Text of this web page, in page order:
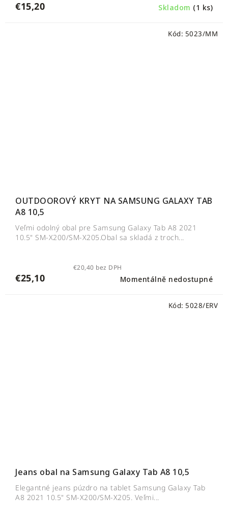
Skladom (1 ks)
€15,20
OUTDOOROVÝ KRYT NA SAMSUNG GALAXY TAB
A8 10,5
Momentálně nedostupné
€20,40 bez DPH
€25,10
Veľmi odolný obal pre Samsung Galaxy Tab A8 2021
10.5" SM-X200/SM-X205.Obal sa skladá z troch...
Kód: 5023/MM
Jeans obal na Samsung Galaxy Tab A8 10,5
Elegantné jeans púzdro na tablet Samsung Galaxy Tab
A8 2021 10.5" SM-X200/SM-X205. Veľmi...
Kód: 5028/ERV